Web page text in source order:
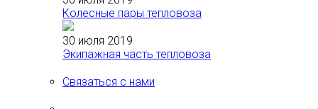
Колесные пары тепловоза
30 июля 2019
Экипажная часть тепловоза
Связаться с нами